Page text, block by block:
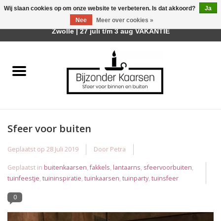
Räder Design Stories
Geurkaarsen
Kaarsenhouders
Sfeer voor buiten
Geplaatst op 28 Juli 2019 Door Petra
Geplaatst in buitenkaarsen,fakkels, lantaarns, sfeervoorbuiten,
tuinfeestje, tuininspiratie, tuinkaarsen, tuinparty, tuinsfeer
0
Wij slaan cookies op om onze website te verbeteren. Is dat akkoord?
Ja
Nee
Meer over cookies »
Afhalen is mogelijk bij mijn winkel Trotz | Belvederelaan 107
Zwolle | 27 juli t/m 3 aug VAKANTIE